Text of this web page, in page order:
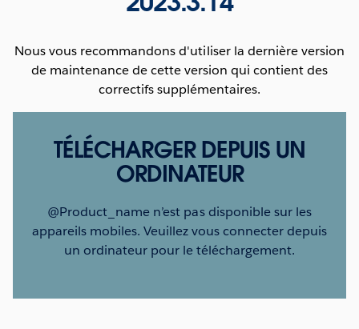
Nous vous recommandons d'utiliser la dernière version
de maintenance de cette version qui contient des
correctifs supplémentaires.
TÉLÉCHARGER DEPUIS UN
ORDINATEUR
@Product_name n’est pas disponible sur les
appareils mobiles. Veuillez vous connecter depuis
un ordinateur pour le téléchargement.